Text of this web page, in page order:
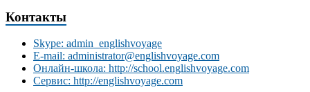
Контакты
Skype: admin_englishvoyage
E-mail: administrator@englishvoyage.com
Онлайн-школа: http://school.englishvoyage.com
Сервис: http://englishvoyage.com